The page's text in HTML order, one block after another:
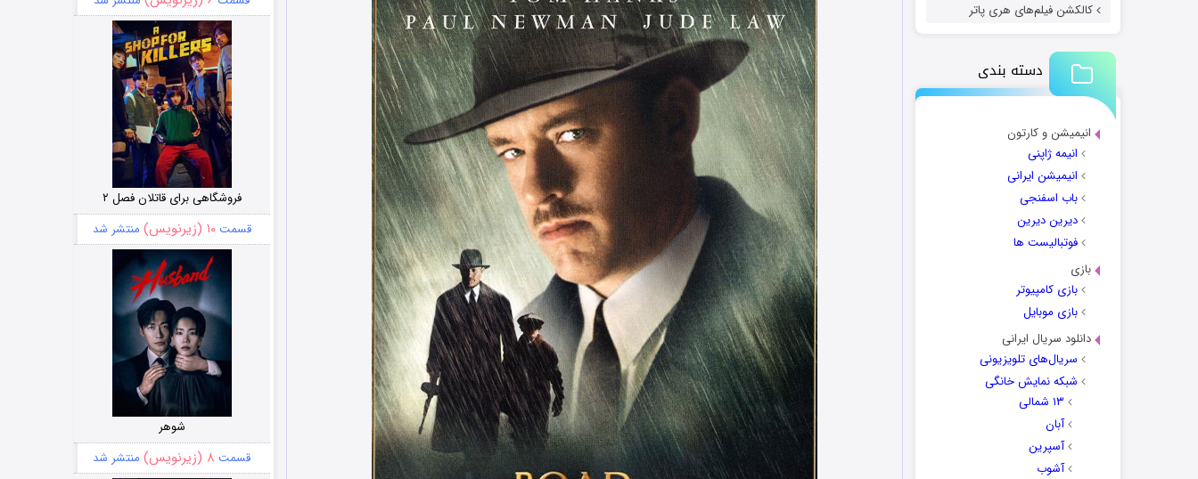
کالکشن فیلم‌های هری پاتر
دسته بندی
انیمیشن و کارتون
انیمه ژاپنی
انیمیشن ایرانی
باب اسفنجی
دیرین دیرین
فوتبالیست ها
بازی
بازی کامپیوتر
بازی موبایل
دانلود سریال ایرانی
سریال‌های تلویزیونی
شبکه نمایش خانگی
۱۳ شمالی
آبان
آسپرین
آشوب
فروشگاهی برای قاتلان فصل ۲
قسمت۱۰ (زیرنویس) منتشر شد
شوهر
قسمت ۸ (زیرنویس) منتشر شد